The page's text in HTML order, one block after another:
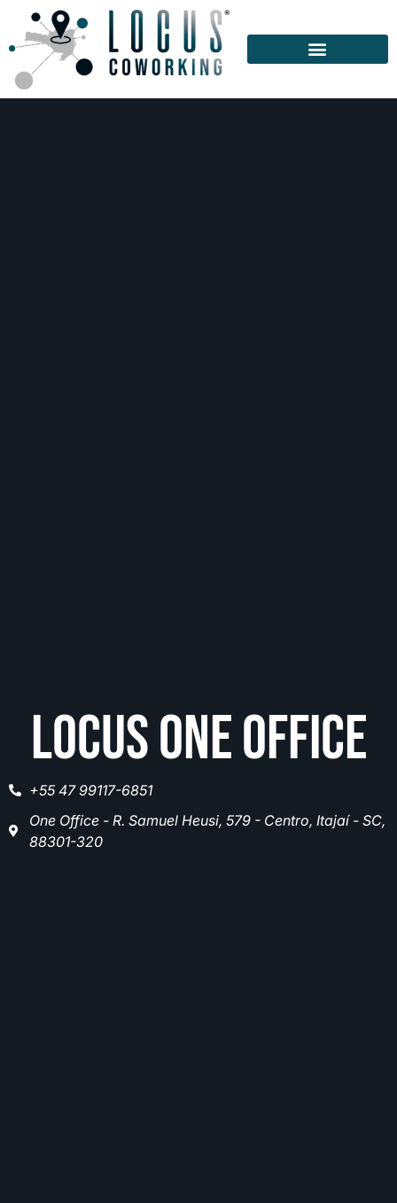
Locus one office
+55 47 99117-6851
One Office - R. Samuel Heusi, 579 - Centro, Itajaí - SC,
88301-320